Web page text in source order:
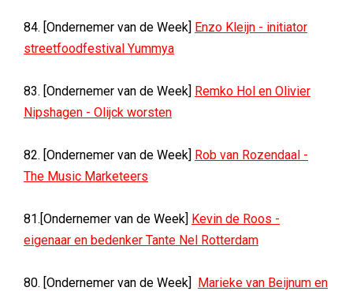
84. [Ondernemer van de Week] Enzo Kleijn - initiator
streetfoodfestival Yummya
83. [Ondernemer van de Week] Remko Hol en Olivier
Nipshagen - Olijck worsten
82. [Ondernemer van de Week] Rob van Rozendaal -
The Music Marketeers
81.[Ondernemer van de Week] Kevin de Roos -
eigenaar en bedenker Tante Nel Rotterdam
80. [Ondernemer van de Week] Marieke van Beijnum en